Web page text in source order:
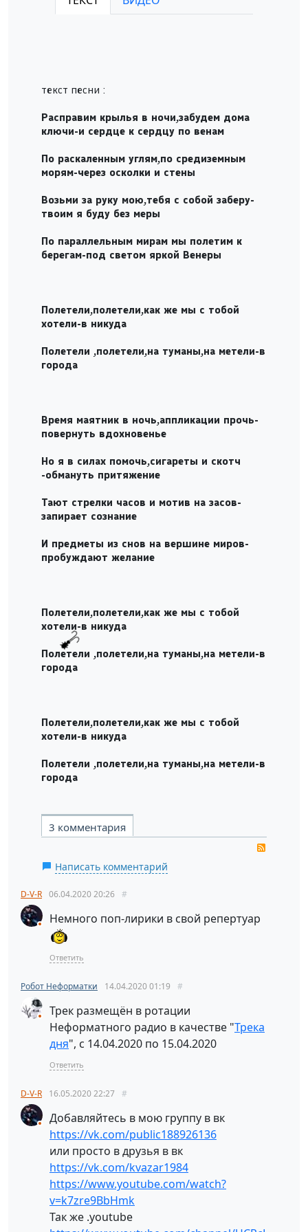
pause
текст песни :
Расправим крылья в ночи,забудем дома
ключи-и сердце к сердцу по венам
По раскаленным углям,по средиземным
морям-через осколки и стены
Возьми за руку мою,тебя с собой заберу-
твоим я буду без меры
По параллельным мирам мы полетим к
берегам-под светом яркой Венеры
Полетели,полетели,как же мы с тобой
хотели-в никуда
Полетели ,полетели,на туманы,на метели-в
города
Время маятник в ночь,аппликации прочь-
повернуть вдохновенье
Но я в силах помочь,сигареты и скотч
-обмануть притяжение
Тают стрелки часов и мотив на засов-
запирает сознание
И предметы из снов на вершине миров-
пробуждают желание
Полетели,полетели,как же мы с тобой
хотели-в никуда
Полетели ,полетели,на туманы,на метели-в
города
Полетели,полетели,как же мы с тобой
хотели-в никуда
Полетели ,полетели,на туманы,на метели-в
города
3 комментария
Написать комментарий
D-V-R 06.04.202020:26 #
Немного поп-лирики в свой репертуар
Ответить
Робот Неформатки 14.04.202001:19 #
Трек размещён в ротации
Неформатного радио в качестве "Трека
дня", с 14.04.2020 по 15.04.2020
Ответить
D-V-R 16.05.202022:27 #
Добавляйтесь в мою группу в вк
https://vk.com/public188926136
или просто в друзья в вк
https://vk.com/kvazar1984
https://www.youtube.com/watch?
v=k7zre9BbHmk
Так же .youtube